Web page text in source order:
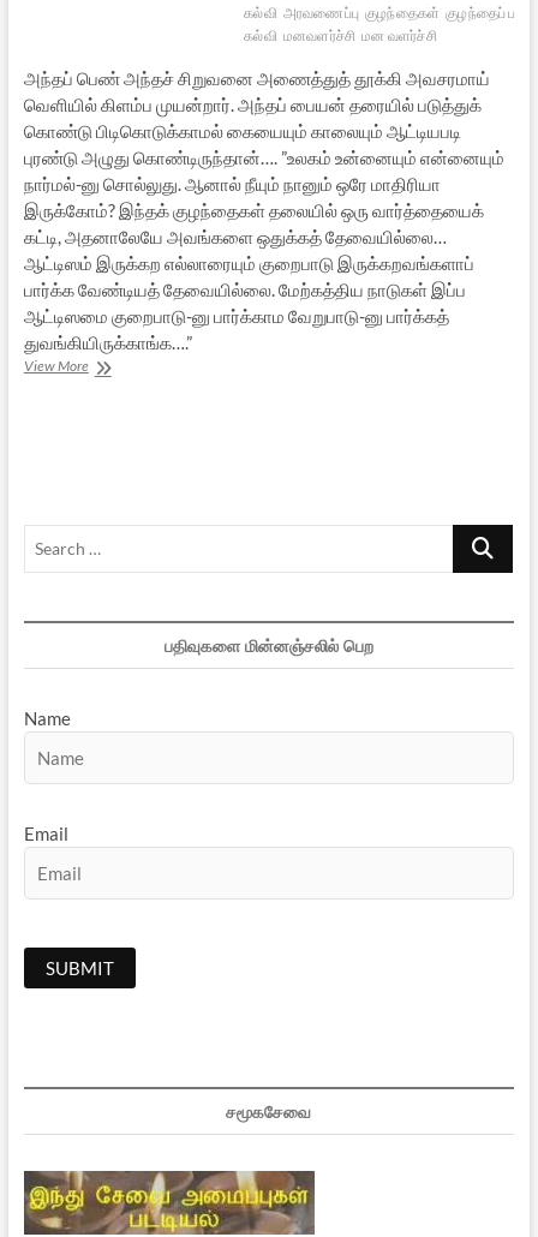
கல்வி அரவணைப்பு குழந்தைகள் குழந்தைப்
கல்வி மனவளர்ச்சி மன வளர்ச்சி
அந்தப் பெண் அந்தச் சிறுவனை அணைத்துத் தூக்கி அவசரமாய்
வெளியில் கிளம்ப முயன்றார். அந்தப் பையன் தரையில் படுத்துக்
கொண்டு பிடிகொடுக்காமல் கையையும் காலையும் ஆட்டியபடி
புரண்டு அழுது கொண்டிருந்தான்…. ”உலகம் உன்னையும் என்னையும்
நார்மல்-னு சொல்லுது. ஆனால் நீயும் நானும் ஒரே மாதிரியா
இருக்கோம்? இந்தக் குழந்தைகள் தலையில் ஒரு வார்த்தையைக்
கட்டி, அதனாலேயே அவங்களை ஒதுக்கத் தேவையில்லை…
ஆட்டிஸம் இருக்கற எல்லாரையும் குறைபாடு இருக்கறவங்களாப்
பார்க்க வேண்டியத் தேவையில்லை. மேற்கத்திய நாடுகள் இப்ப
ஆட்டிஸமை குறைபாடு-னு பார்க்காம வேறுபாடு-னு பார்க்கத்
துவங்கியிருக்காங்க….”
View Moreஆட்டிஸம்:
Search
பதிவுகளை மின்னஞ்சலில் பெற
Name
Email
சமூகசேவை